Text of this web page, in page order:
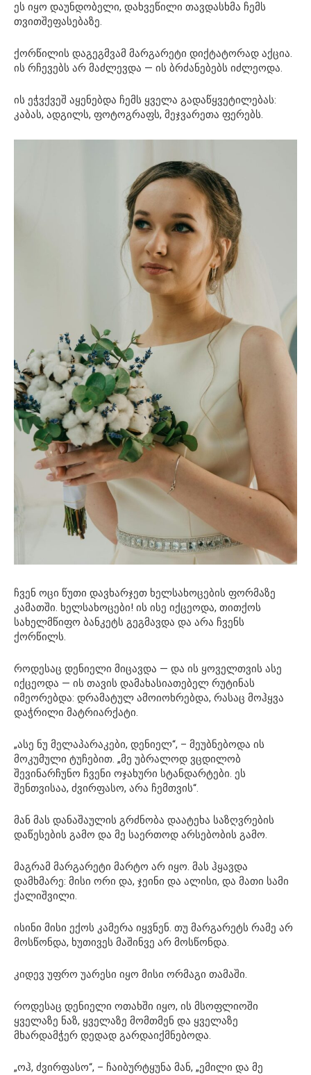
ეს იყო დაუნდობელი, დახვეწილი თავდასხმა ჩემს
თვითშეფასებაზე.
ქორწილის დაგეგმვამ მარგარეტი დიქტატორად აქცია.
ის რჩევებს არ მაძლევდა — ის ბრძანებებს იძლეოდა.
ის ეჭვქვეშ აყენებდა ჩემს ყველა გადაწყვეტილებას:
კაბას, ადგილს, ფოტოგრაფს, მეჯვარეთა ფერებს.
ჩვენ ოცი წუთი დავხარჯეთ ხელსახოცების ფორმაზე
კამათში. ხელსახოცები! ის ისე იქცეოდა, თითქოს
სახელმწიფო ბანკეტს გეგმავდა და არა ჩვენს
ქორწილს.
როდესაც დენიელი მიცავდა — და ის ყოველთვის ასე
იქცეოდა — ის თავის დამახასიათებელ რუტინას
იმეორებდა: დრამატულ ამოიოხრებდა, რასაც მოჰყვა
დაჭრილი მატრიარქატი.
„ასე ნუ მელაპარაკები, დენიელ“, – მეუბნებოდა ის
მოკუმული ტუჩებით. „მე უბრალოდ ვცდილობ
შევინარჩუნო ჩვენი ოჯახური სტანდარტები. ეს
შენთვისაა, ძვირფასო, არა ჩემთვის“.
მან მას დანაშაულის გრძნობა დაატეხა საზღვრების
დაწესების გამო და მე საერთოდ არსებობის გამო.
მაგრამ მარგარეტი მარტო არ იყო. მას ჰყავდა
დამხმარე: მისი ორი და, ჯეინი და ალისი, და მათი სამი
ქალიშვილი.
ისინი მისი ექოს კამერა იყვნენ. თუ მარგარეტს რამე არ
მოსწონდა, ხუთივეს მაშინვე არ მოსწონდა.
კიდევ უფრო უარესი იყო მისი ორმაგი თამაში.
როდესაც დენიელი ოთახში იყო, ის მსოფლიოში
ყველაზე ნაზ, ყველაზე მომთმენ და ყველაზე
მხარდამჭერ დედად გარდაიქმნებოდა.
„ოჰ, ძვირფასო“, – ჩაიბურტყუნა მან, „ემილი და მე